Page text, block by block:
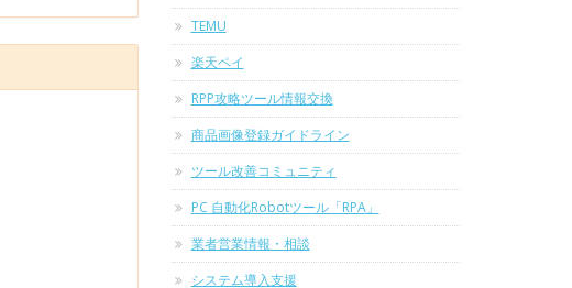
TEMU
楽天ペイ
RPP攻略ツール情報交換
商品画像登録ガイドライン
ツール改善コミュニティ
PC 自動化Robotツール「RPA」
業者営業情報・相談
システム導入支援